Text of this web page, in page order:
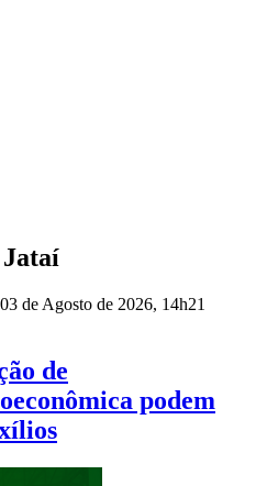
de Agosto de 2026, 14h21
de
podem